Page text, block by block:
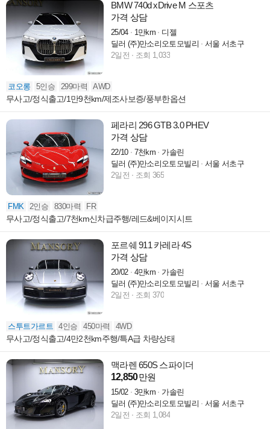
BMW 740d xDrive M 스포츠
가격 상담
25/04 1만km
디젤
딜러 (주)만소리오토모빌리
서울 서초구
2일전
조회 1,033
코오롱 5인승 299마력 AWD
무사고/정식출고/1만9천km/제조사보증/풍부한옵션
페라리 296 GTB 3.0 PHEV
가격 상담
22/10 7천km
가솔린
딜러 (주)만소리오토모빌리
서울 서초구
2일전
조회 365
FMK 2인승 830마력 FR
무사고/정식출고/7천km신차급주행/레드&베이지시트
포르쉐 911 카레라 4S
가격 상담
20/02 4만km
가솔린
딜러 (주)만소리오토모빌리
서울 서초구
2일전
조회 370
스투트가르트 4인승 450마력 4WD
무사고/정식출고/4만2천km주행/특A급 차량상태
맥라렌 650S 스파이더
12,850만원
15/02 3만km
가솔린
딜러 (주)만소리오토모빌리
서울 서초구
2일전
조회 1,084